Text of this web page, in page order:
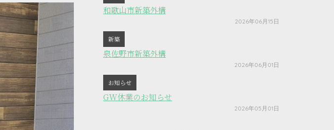
和歌山市新築外構
2026年06月15日
新築
泉佐野市新築外構
2026年06月01日
お知らせ
GW休業のお知らせ
2026年05月01日